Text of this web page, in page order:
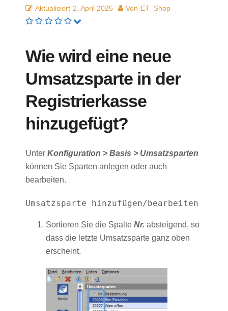
Aktualisiert 2. April 2025 Von ET_Shop
Wie wird eine neue
Umsatzsparte in der
Registrierkasse
hinzugefügt?
Unter Konfiguration > Basis > Umsatzsparten
können Sie Sparten anlegen oder auch
bearbeiten.
Umsatzsparte hinzufügen/bearbeiten
Sortieren Sie die Spalte Nr. absteigend, so
dass die letzte Umsatzsparte ganz oben
erscheint.